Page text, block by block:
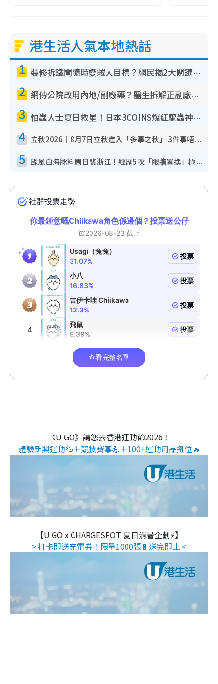
港生活人氣本地熱話
1 裝修拆鐵閘隨時變賊人目標？網民揭2大關鍵用途：裝新式等於白裝？附新舊鐵閘分別
2 網傳公院改用內地/副廠藥？醫生拆解正副廠分別 揭4類人換藥隨時出事
3 怕蟲人士夏日救星！日本3COINS爆紅驅蟲神器$45起 1招「全程免觸碰」輕鬆搞定小強
4 立秋2026｜8月7日立秋進入「多事之秋」 3件事唔做得！專家教6招開運 清枱頭／銀包納氣接好運
5 颱風白海豚料周日襲浙江！經歷5次「眼牆置換」極罕見 成登陸內地最長途颱風
《U GO》請您去香港運動節2026！
體驗新興運動💦＋競技賽事💪＋100+運動用品攤位🔥
【U GO x CHARGESPOT 夏日消暑企劃⚡】
> 打卡即送充電券！限量1000張🔋送完即止 <